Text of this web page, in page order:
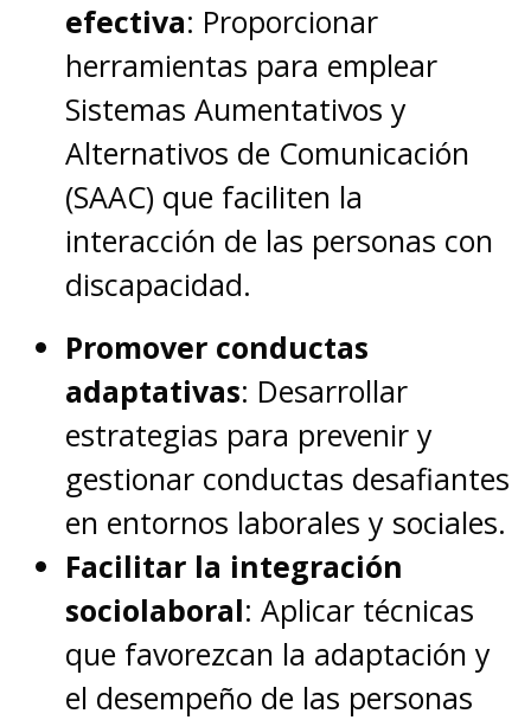
efectiva: Proporcionar
herramientas para emplear
Sistemas Aumentativos y
Alternativos de Comunicación
(SAAC) que faciliten la
interacción de las personas con
discapacidad.
Promover conductas
adaptativas: Desarrollar
estrategias para prevenir y
gestionar conductas desafiantes
en entornos laborales y sociales.
Facilitar la integración
sociolaboral: Aplicar técnicas
que favorezcan la adaptación y
el desempeño de las personas